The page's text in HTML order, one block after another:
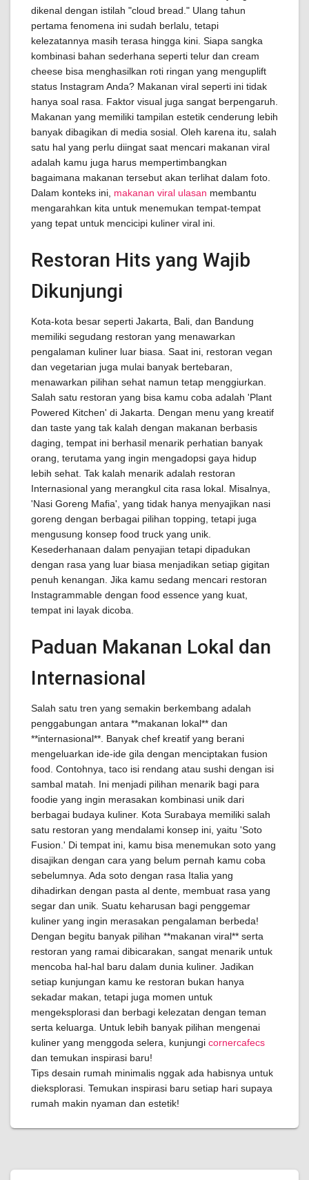
dikenal dengan istilah "cloud bread." Ulang tahun
pertama fenomena ini sudah berlalu, tetapi
kelezatannya masih terasa hingga kini. Siapa sangka
kombinasi bahan sederhana seperti telur dan cream
cheese bisa menghasilkan roti ringan yang menguplift
status Instagram Anda? Makanan viral seperti ini tidak
hanya soal rasa. Faktor visual juga sangat berpengaruh.
Makanan yang memiliki tampilan estetik cenderung lebih
banyak dibagikan di media sosial. Oleh karena itu, salah
satu hal yang perlu diingat saat mencari makanan viral
adalah kamu juga harus mempertimbangkan
bagaimana makanan tersebut akan terlihat dalam foto.
Dalam konteks ini, makanan viral ulasan membantu
mengarahkan kita untuk menemukan tempat-tempat
yang tepat untuk mencicipi kuliner viral ini.
Restoran Hits yang Wajib
Dikunjungi
Kota-kota besar seperti Jakarta, Bali, dan Bandung
memiliki segudang restoran yang menawarkan
pengalaman kuliner luar biasa. Saat ini, restoran vegan
dan vegetarian juga mulai banyak bertebaran,
menawarkan pilihan sehat namun tetap menggiurkan.
Salah satu restoran yang bisa kamu coba adalah 'Plant
Powered Kitchen' di Jakarta. Dengan menu yang kreatif
dan taste yang tak kalah dengan makanan berbasis
daging, tempat ini berhasil menarik perhatian banyak
orang, terutama yang ingin mengadopsi gaya hidup
lebih sehat. Tak kalah menarik adalah restoran
Internasional yang merangkul cita rasa lokal. Misalnya,
'Nasi Goreng Mafia', yang tidak hanya menyajikan nasi
goreng dengan berbagai pilihan topping, tetapi juga
mengusung konsep food truck yang unik.
Kesederhanaan dalam penyajian tetapi dipadukan
dengan rasa yang luar biasa menjadikan setiap gigitan
penuh kenangan. Jika kamu sedang mencari restoran
Instagrammable dengan food essence yang kuat,
tempat ini layak dicoba.
Paduan Makanan Lokal dan
Internasional
Salah satu tren yang semakin berkembang adalah
penggabungan antara **makanan lokal** dan
**internasional**. Banyak chef kreatif yang berani
mengeluarkan ide-ide gila dengan menciptakan fusion
food. Contohnya, taco isi rendang atau sushi dengan isi
sambal matah. Ini menjadi pilihan menarik bagi para
foodie yang ingin merasakan kombinasi unik dari
berbagai budaya kuliner. Kota Surabaya memiliki salah
satu restoran yang mendalami konsep ini, yaitu 'Soto
Fusion.' Di tempat ini, kamu bisa menemukan soto yang
disajikan dengan cara yang belum pernah kamu coba
sebelumnya. Ada soto dengan rasa Italia yang
dihadirkan dengan pasta al dente, membuat rasa yang
segar dan unik. Suatu keharusan bagi penggemar
kuliner yang ingin merasakan pengalaman berbeda!
Dengan begitu banyak pilihan **makanan viral** serta
restoran yang ramai dibicarakan, sangat menarik untuk
mencoba hal-hal baru dalam dunia kuliner. Jadikan
setiap kunjungan kamu ke restoran bukan hanya
sekadar makan, tetapi juga momen untuk
mengeksplorasi dan berbagi kelezatan dengan teman
serta keluarga. Untuk lebih banyak pilihan mengenai
kuliner yang menggoda selera, kunjungi cornercafecs
dan temukan inspirasi baru!
Tips desain rumah minimalis nggak ada habisnya untuk
dieksplorasi. Temukan inspirasi baru setiap hari supaya
rumah makin nyaman dan estetik!